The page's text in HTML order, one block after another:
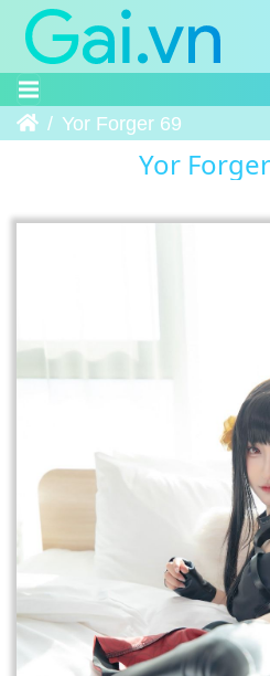
Trang chủYor Forger 69
Yor